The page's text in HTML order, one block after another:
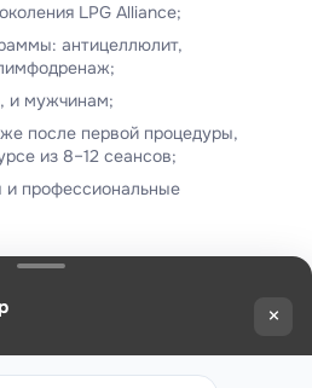
LPG Alliance;
антицеллюлит,
и мужчинам;
после первой процедуры,
из 8–12 сеансов;
профессиональные
— это современный способ
теле.
начните свой путь